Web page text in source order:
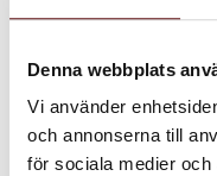
Denna webbplats
Vi använder
och annonserna till
för sociala medier
Ceylon UVA
Ceylon te!
Lägg till i favoriter